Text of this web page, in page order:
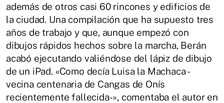
además de otros casi 60 rincones y edificios de
la ciudad. Una compilación que ha supuesto tres
años de trabajo y que, aunque empezó con
dibujos rápidos hechos sobre la marcha, Berán
acabó ejecutando valiéndose del lápiz de dibujo
de un iPad. «Como decía Luisa la Machaca -
vecina centenaria de Cangas de Onís
recientemente fallecida-», comentaba el autor en